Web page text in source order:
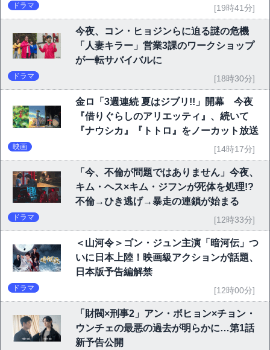
ドラマ [19時41分]
今夜、コン・ヒョジンらに迫る謎の危機
「人妻キラー」営業3課のワークショップ
が一転サバイバルに
ドラマ [18時30分]
金ロ「3週連続 夏はジブリ!!」開幕 今夜
『借りぐらしのアリエッティ』、続いて
『ナウシカ』『トトロ』をノーカット放送
映画 [14時17分]
「今、不倫が問題ではありません」今夜、
キム・ヘス×キム・ジフンが死体を処理!?
不倫→ひき逃げ→暴走の連鎖が始まる
ドラマ [12時33分]
＜山河令＞ゴン・ジュン主演「暗河伝」つ
いに日本上陸！映画級アクションが話題、
日本版予告編解禁
ドラマ [12時00分]
「財閥×刑事2」アン・ボヒョン×チョン・
ウンチェの最悪の過去が明らかに…第1話
新予告公開